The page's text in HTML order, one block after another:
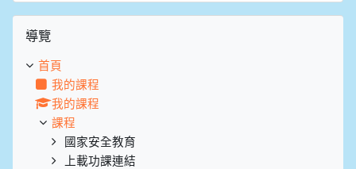
跳過導覽區塊
導覽
首頁
我的課程
我的課程
課程
國家安全教育
上載功課連結